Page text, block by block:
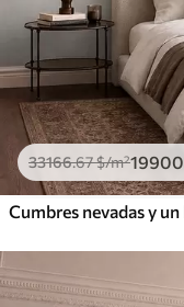
33166.67$/m²19900